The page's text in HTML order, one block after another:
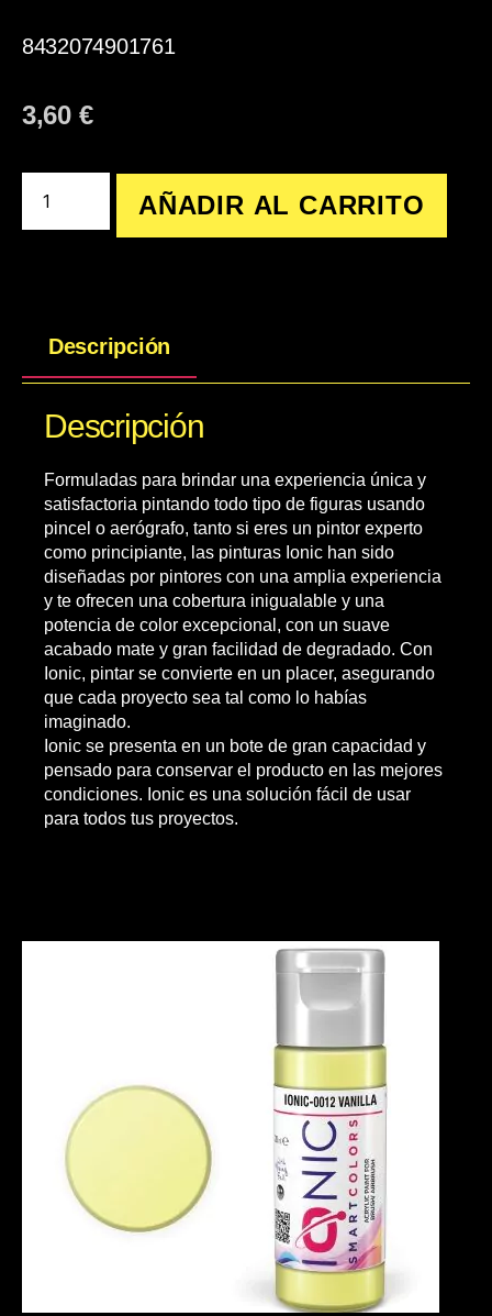
8432074901761
3,60 €
AÑADIR AL CARRITO
Descripción
Descripción
Formuladas para brindar una experiencia única y
satisfactoria pintando todo tipo de figuras usando
pincel o aerógrafo, tanto si eres un pintor experto
como principiante, las pinturas Ionic han sido
diseñadas por pintores con una amplia experiencia
y te ofrecen una cobertura inigualable y una
potencia de color excepcional, con un suave
acabado mate y gran facilidad de degradado. Con
Ionic, pintar se convierte en un placer, asegurando
que cada proyecto sea tal como lo habías
imaginado.
Ionic se presenta en un bote de gran capacidad y
pensado para conservar el producto en las mejores
condiciones. Ionic es una solución fácil de usar
para todos tus proyectos.